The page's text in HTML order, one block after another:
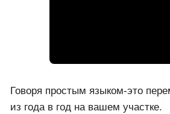
Говоря простым языком-это
из года в год на вашем участке.